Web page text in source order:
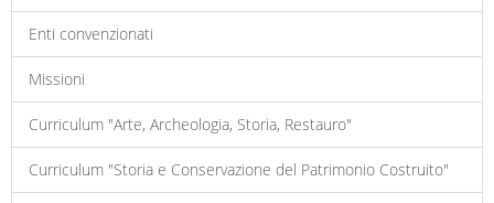
Enti convenzionati
Missioni
Curriculum "Arte, Archeologia, Storia, Restauro"
Curriculum "Storia e Conservazione del Patrimonio Costruito"